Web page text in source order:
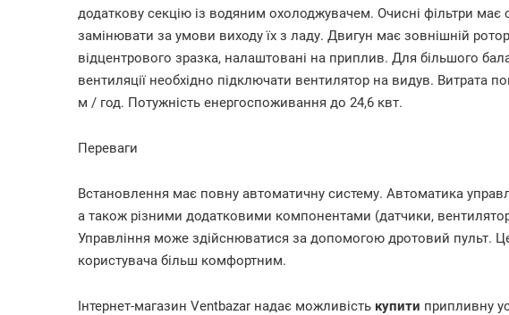
додаткову секцію із водяним охолоджувачем. Очисні фільтри має
замінювати за умови виходу їх з ладу. Двигун має зовнішній
відцентрового зразка, налаштовані на приплив. Для більшого
вентиляції необхідно підключати вентилятор на видув. Витрата
м / год. Потужність енергоспоживання до 24,6 квт.
Переваги
Встановлення має повну автоматичну систему. Автоматика
а також різними додатковими компонентами (датчики,
Управління може здійснюватися за допомогою дротовий пульт.
користувача більш комфортним.
Інтернет-магазин Ventbazar надає можливість купити припливну